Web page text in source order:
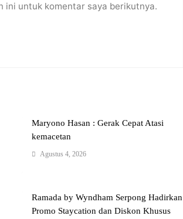
ini untuk komentar saya berikutnya.
Maryono Hasan : Gerak Cepat Atasi
kemacetan
Agustus 4, 2026
Ramada by Wyndham Serpong Hadirkan
Promo Staycation dan Diskon Khusus